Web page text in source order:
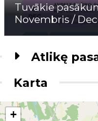
Tuvākie
Novembris /
Atlikę
Karta
+